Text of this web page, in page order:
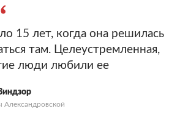
15 лет, когда она решилась
там. Целеустремленная,
люди любили ее
Александровской